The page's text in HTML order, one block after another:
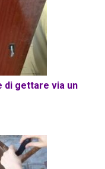
di gettare via un